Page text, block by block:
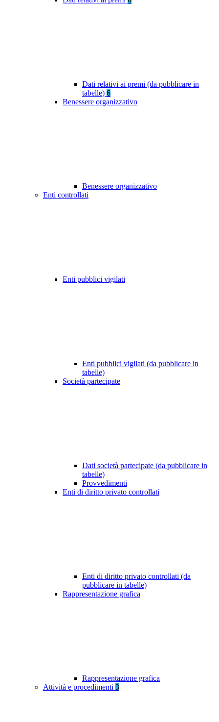
Dati relativi ai premi (da pubblicare in
tabelle) 6
Benessere organizzativo
Benessere organizzativo
Enti controllati
Enti pubblici vigilati
Enti pubblici vigilati (da pubblicare in
tabelle)
Società partecipate
Dati società partecipate (da pubblicare in
tabelle)
Provvedimenti
Enti di diritto privato controllati
Enti di diritto privato controllati (da
pubblicare in tabelle)
Rappresentazione grafica
Rappresentazione grafica
Attività e procedimenti 3